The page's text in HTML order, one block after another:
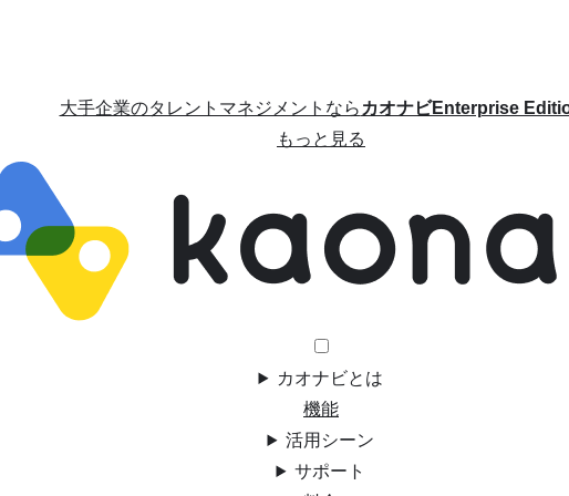
大手企業のタレントマネジメントならカオナビEnterprise
もっと見る
カオナビとは
機能
活用シーン
サポート